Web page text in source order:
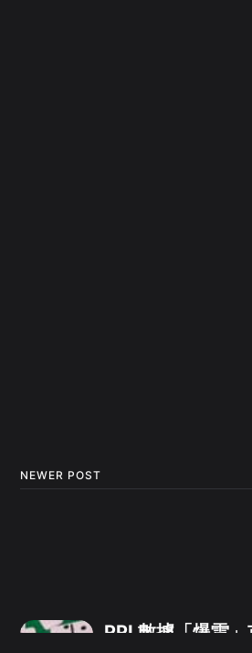
NEWER POST
PPI 數據「爆雷